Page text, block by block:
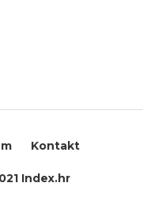
Kontakt
Index.hr